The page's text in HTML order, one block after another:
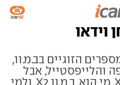
הזוגיים בב.מ.וו,
והלייפסטייל, אבל
דומה במאפייניו ל-X1. מי הוא, ב.מ.וו X2, ולמי